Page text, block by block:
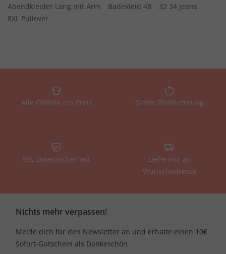
Abendkleider Lang mit Arm
Badekleid 48
32 34 Jeans
8XL Pullover
Alle Größen ein Preis Gratis Filiallieferung
SSL Datensicherheit
Lieferung an
Wunschadresse
Nichts mehr verpassen!
Melde dich für den Newsletter an und erhalte einen 10€
Sofort-Gutschein als Dankeschön